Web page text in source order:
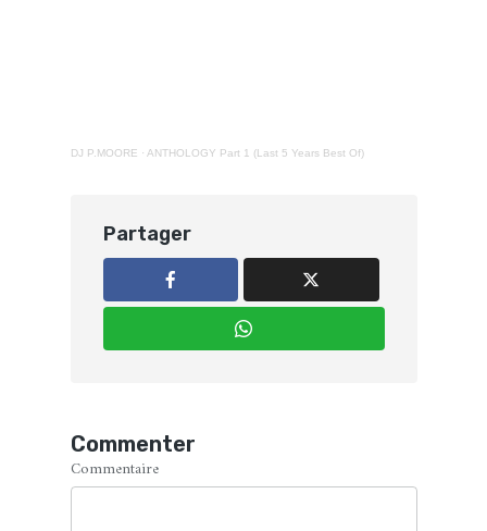
DJ P.MOORE · ANTHOLOGY Part 1 (Last 5 Years Best Of)
Partager
Commenter
Commentaire